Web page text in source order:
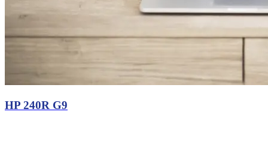
HP 240R G9